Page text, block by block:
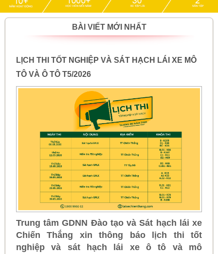
BÀI VIẾT MỚI NHẤT
LỊCH THI TỐT NGHIỆP VÀ SÁT HẠCH LÁI XE MÔ
TÔ VÀ Ô TÔ T5/2026
Trung tâm GDNN Đào tạo và Sát hạch lái xe
Chiến Thắng xin thông báo lịch thi tốt
nghiệp và sát hạch lái xe ô tô và mô